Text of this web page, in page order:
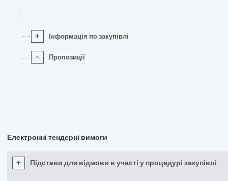
+ Інформація по закупівлі
- Пропозиції
Електронні тендерні вимоги
+ Підстави для відмови в участі у процедурі закупівлі